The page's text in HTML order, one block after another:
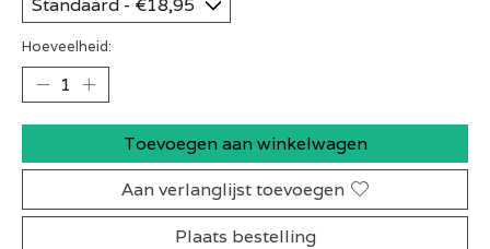
Hoeveelheid:
Toevoegen aan winkelwagen
Aan verlanglijst toevoegen
Plaats bestelling